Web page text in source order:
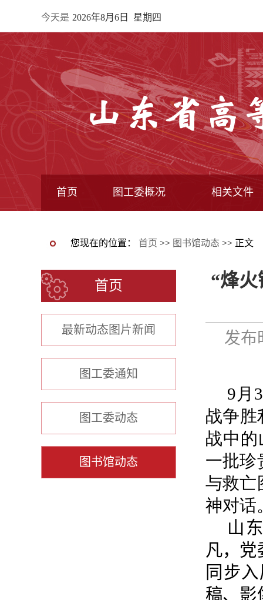
今天是 2026年8月6日 星期四
首页 图工委概况 相关文件
您现在的位置： 首页 >> 图书馆动态 >> 正文
首页
最新动态图片新闻
图工委通知
图工委动态
图书馆动态
“烽
发布
9 月 3
战争胜
战中的
一批珍
与救亡
神对话
山
凡，党
同步
稿、影